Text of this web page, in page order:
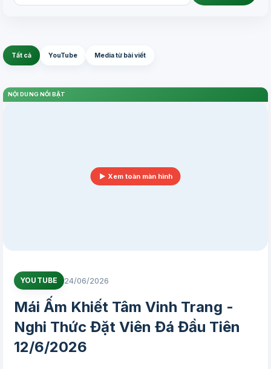
Tất cả YouTube Media từ bài viết
NỘI DUNG NỔI BẬT
▶ Xem toàn màn hình
YOUTUBE 24/06/2026
Mái Ấm Khiết Tâm Vinh Trang -
Nghi Thức Đặt Viên Đá Đầu Tiên
12/6/2026